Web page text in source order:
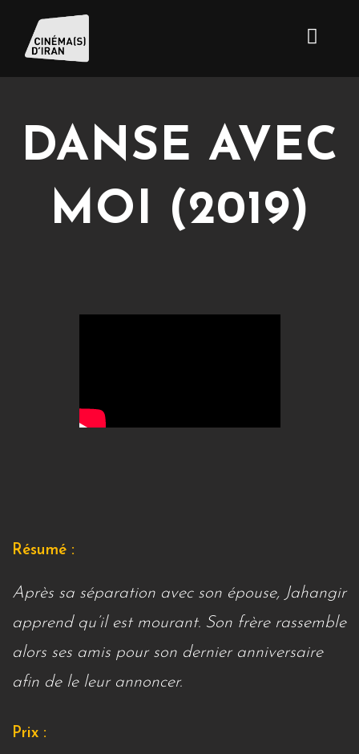
DANSE AVEC
MOI (2019)
Résumé :
Après sa séparation avec son épouse, Jahangir
apprend qu’il est mourant. Son frère rassemble
alors ses amis pour son dernier anniversaire
afin de le leur annoncer.
Prix :